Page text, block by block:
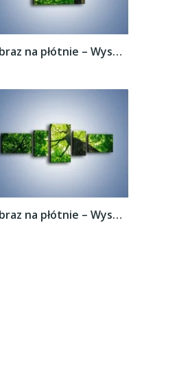
Obraz na płótnie – Wysoko na drzewie –...
Obraz na płótnie – Wysoko na drzewie –...